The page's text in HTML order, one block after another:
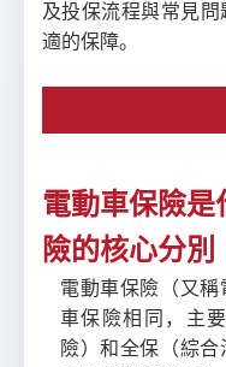
及投保流程與常見
適的保障。
電動車保險是
險的核心分別
電動車保險（又
車保險相同，主
險）和全保（綜